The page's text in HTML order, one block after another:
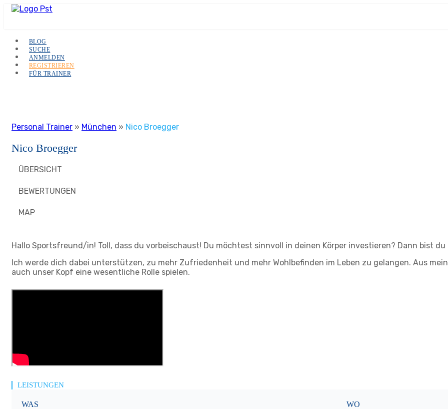
BLOG
SUCHE
ANMELDEN
REGISTRIEREN
FÜR TRAINER
Personal Trainer » München » Nico Broegger
Nico Broegger
ÜBERSICHT
BEWERTUNGEN
MAP
Hallo Sportsfreund/in! Toll, dass du vorbeischaust! Du möchtest sinnvoll in deinen Körper investieren? Dann bist
Ich werde dich dabei unterstützen, zu mehr Zufriedenheit und mehr Wohlbefinden im Leben zu gelangen. Aus
auch unser Kopf eine wesentliche Rolle spielen.
LEISTUNGEN
WAS
WO